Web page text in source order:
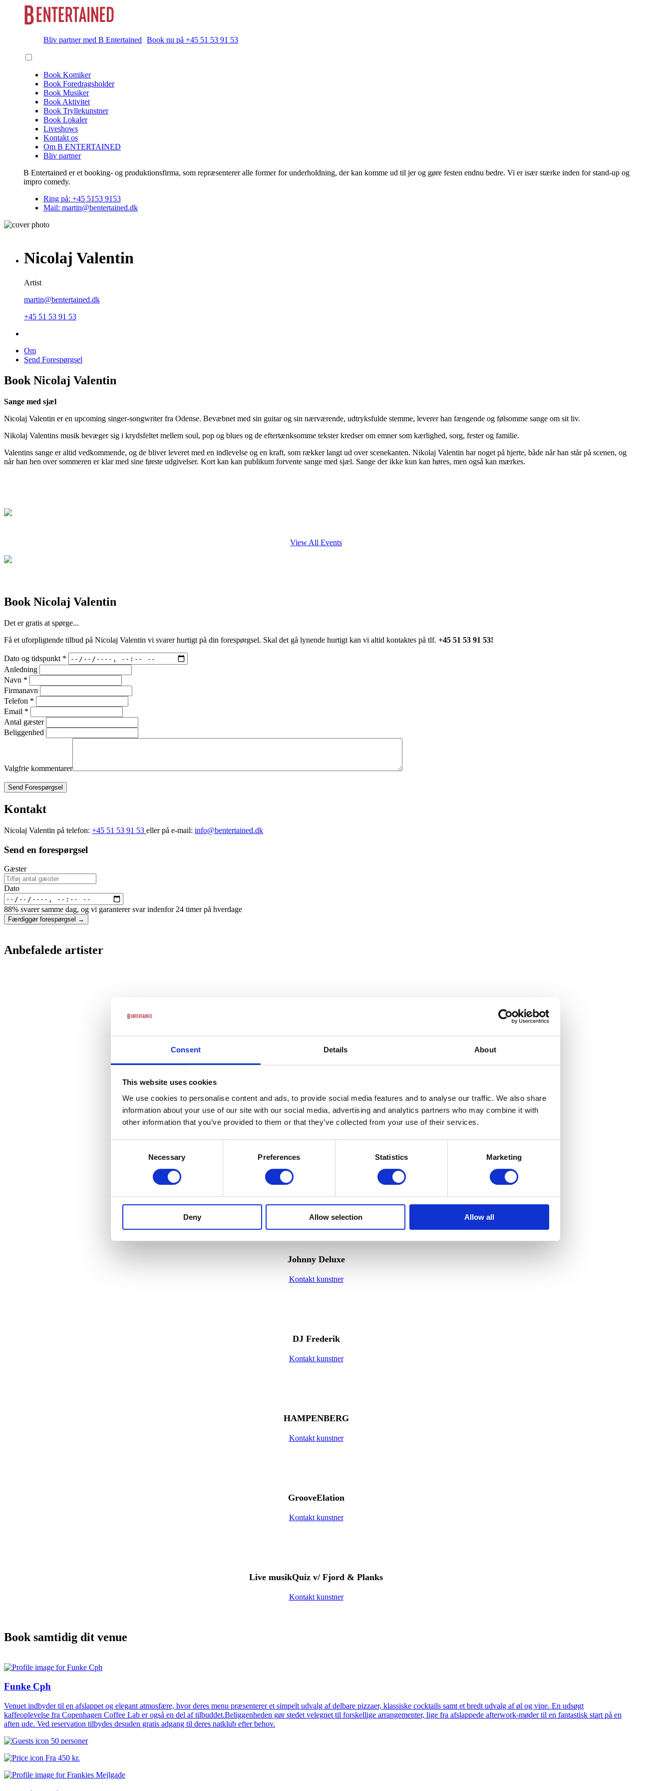
Consent Details About
This website uses cookies
We use cookies to personalise content and ads, to provide social media features and to analyse our traffic. We also share
information about your use of our site with our social media, advertising and analytics partners who may combine it with
other information that you’ve provided to them or that they’ve collected from your use of their services.
Necessary Preferences Statistics Marketing
Deny Allow selection Allow all
Bliv partner med B Entertained Book nu på +45 51 53 91 53
Book Komiker
Book Foredragsholder
Book Musiker
Book Aktivitet
Book Tryllekunstner
Book Lokaler
Liveshows
Kontakt os
Om B ENTERTAINED
Bliv partner
B Entertained er et booking- og produktionsfirma, som repræsenterer alle former for underholdning, der kan komme ud til jer og gøre festen endnu bedre. Vi er især stærke inden for stand-up og
impro comedy.
Ring på: +45 5153 9153
Mail: martin@bentertained.dk
Nicolaj Valentin
Artist
martin@bentertained.dk
+45 51 53 91 53
Om
Send Forespørgsel
Book Nicolaj Valentin
Sange med sjæl
Nicolaj Valentin er en upcoming singer-songwriter fra Odense. Bevæbnet med sin guitar og sin nærværende, udtryksfulde stemme, leverer han fængende og følsomme sange om sit liv.
Nikolaj Valentins musik bevæger sig i krydsfeltet mellem soul, pop og blues og de eftertænksomme tekster kredser om emner som kærlighed, sorg, fester og familie.
Valentins sange er altid vedkommende, og de bliver leveret med en indlevelse og en kraft, som rækker langt ud over scenekanten. Nikolaj Valentin har noget på hjerte, både når han står på scenen, og
når han hen over sommeren er klar med sine første udgivelser. Kort kan kan publikum forvente sange med sjæl. Sange der ikke kun kan høres, men også kan mærkes.
View All Events
Book Nicolaj Valentin
Det er gratis at spørge...
Få et uforpligtende tilbud på Nicolaj Valentin vi svarer hurtigt på din forespørgsel. Skal det gå lynende hurtigt kan vi altid kontaktes på tlf. +45 51 53 91 53!
Dato og tidspunkt *
Anledning
Navn *
Firmanavn
Telefon *
Email *
Antal gæster
Beliggenhed
Valgfrie kommentarer
Send Forespørgsel
Kontakt
Nicolaj Valentin på telefon: +45 51 53 91 53 eller på e-mail: info@bentertained.dk
Send en forespørgsel
Gæster
Dato
88% svarer samme dag, og vi garanterer svar indenfor 24 timer på hverdage
Færdiggør forespørgsel →
Anbefalede artister
Rayne Waters
Kontakt kunstner
Queen Machine
Kontakt kunstner
Johnny Deluxe
Kontakt kunstner
DJ Frederik
Kontakt kunstner
HAMPENBERG
Kontakt kunstner
GrooveElation
Kontakt kunstner
Live musikQuiz v/ Fjord & Planks
Kontakt kunstner
Book samtidig dit venue
Funke Cph
Venuet indbyder til en afslappet og elegant atmosfære, hvor deres menu præsenterer et simpelt udvalg af delbare pizzaer, klassiske cocktails samt et bredt udvalg af øl og vine. En udsøgt
kaffeoplevelse fra Copenhagen Coffee Lab er også en del af tilbuddet.Beliggenheden gør stedet velegnet til forskellige arrangementer, lige fra afslappede afterwork-møder til en fantastisk start på en
aften ude. Ved reservation tilbydes desuden gratis adgang til deres natklub efter behov.
50 personer
Fra 450 kr.